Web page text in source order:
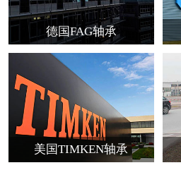
德国FAG轴承
美国TIMKEN轴承